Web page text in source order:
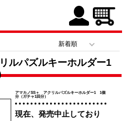
ルパズルキーホルダー1
アマカノSS＋ アクリルパズルキーホルダー1 1個
分（ガチャ1回分）
現在、発売中止しており